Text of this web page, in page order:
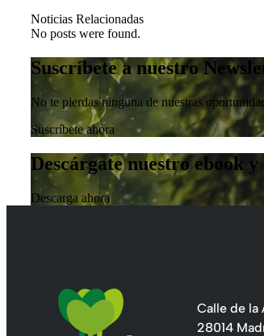
Noticias Relacionadas
No posts were found.
Suscríbete a nuestro
No te pierdas ninguna de nuestras
Suscríbete ahora
Descárgate nuestro ebook
Descarga ahora
Calle de la
28014